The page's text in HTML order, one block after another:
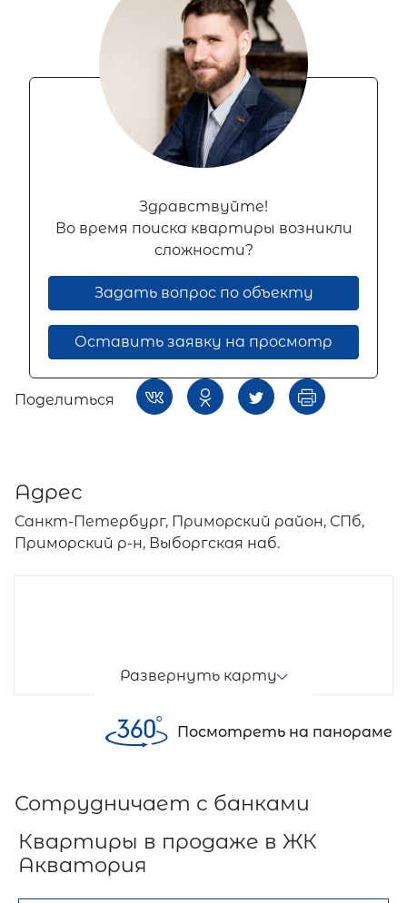
Здравствуйте!
Во время поиска квартиры возникли
сложности?
Задать вопрос по объекту
Оставить заявку на просмотр
Поделиться
Адрес
Санкт-Петербург, Приморский район, СПб,
Приморский р-н, Выборгская наб.
Развернуть карту
Посмотреть на панораме
Сотрудничает с банками
Квартиры в продаже в ЖК
Акватория